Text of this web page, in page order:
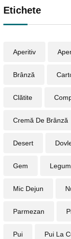
Etichete
Aperitiv
Brânză
Clătite
Cremă De Brânză
Desert
Gem
Mic Dejun
Parmezan
Pui Pui La